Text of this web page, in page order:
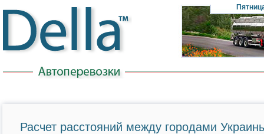
Расчет расстояний между городами